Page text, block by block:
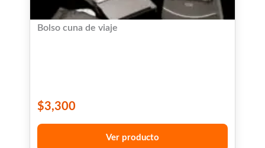
Bolso cuna de viaje
$3,300
Ver producto